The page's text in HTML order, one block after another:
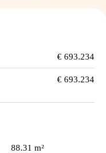
€ 693.234
€ 693.234
88.31 m²